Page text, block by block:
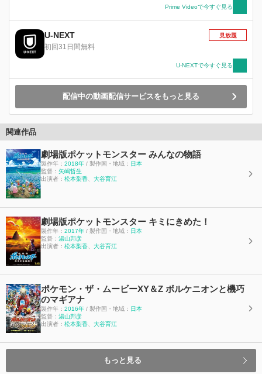
Prime Videoで今すぐ見る
U-NEXT
初回31日間無料
見放題
U-NEXTで今すぐ見る
配信中の動画配信サービスをもっと見る
関連作品
劇場版ポケットモンスター みんなの物語
製作年： 2018年 / 製作国・地域： 日本
監督： 矢嶋哲生
出演者： 松本梨香 大谷育江
劇場版ポケットモンスター キミにきめた！
製作年： 2017年 / 製作国・地域： 日本
監督： 湯山邦彦
出演者： 松本梨香 大谷育江
ポケモン・ザ・ムービーXY＆Z ボルケニオンと機巧
のマギアナ
製作年： 2016年 / 製作国・地域： 日本
監督： 湯山邦彦
出演者： 松本梨香 大谷育江
もっと見る